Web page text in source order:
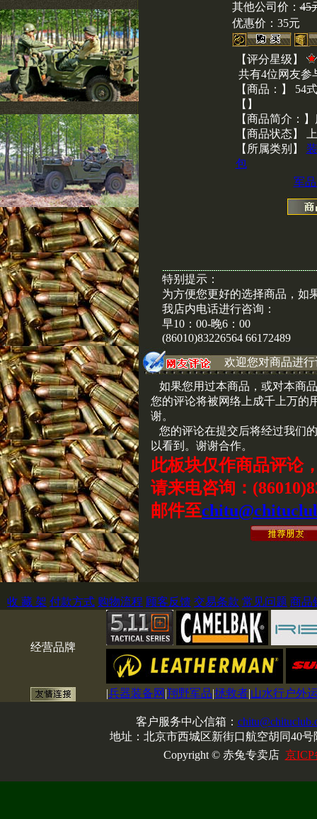
其他公司价：45
优惠价： 35元
【评分星级】
共有4位网友参
【商品：】 54
【】
【商品简介：
【商品状态】
【所属类别】
包
军
特别提示：
为方便您更好的选择商品，如
我店内电话进行咨询：
早10：00-晚6：00
(86010)83226564 66172489
欢迎您对商品进
如果您用过本商品，或对本商
您的评论将被网络上成千上万的
谢。
您的评论在提交后将经过我们
以看到。谢谢合作。
此板块仅作商品评论
请来电咨询：
邮件至
收 藏 架 付款方式 购物流程 顾客反馈 交易条款 常见问题 商品
经营品牌
|兵器装备网 |翔野军品|拯救者|山水行户外
客户服务中心信箱：
地址：北京市西城区新街口航空胡同40
Copyright © 赤兔专卖店 京ICP